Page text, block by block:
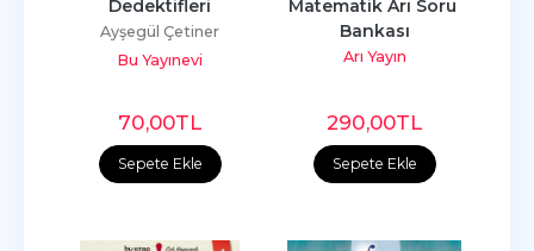
Sepete Ekle
Dedektifleri
Ayşegül Çetiner
Bu Yayınevi
70,00TL
Sepete Ekle
Matematik Arı Soru
Bankası
Arı Yayın
290,00TL